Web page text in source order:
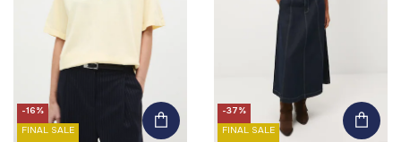
-16%
FINAL SALE
-37%
FINAL SALE